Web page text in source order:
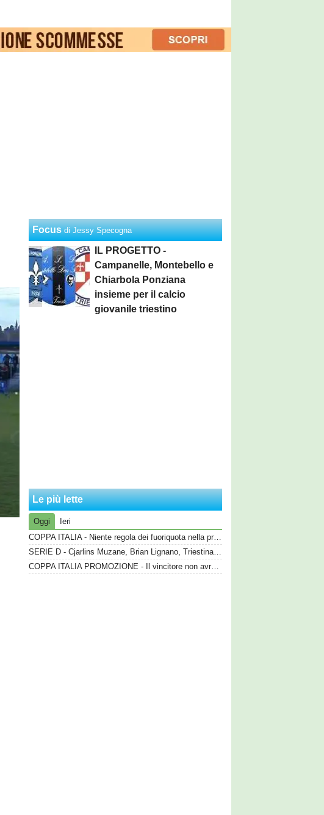
Focus di Jessy Specogna
IL PROGETTO -
Campanelle, Montebello e
Chiarbola Ponziana
insieme per il calcio
giovanile triestino
Le più lette
Oggi
Ieri
COPPA ITALIA - Niente regola dei fuoriquota nella prima fase
SERIE D - Cjarlins Muzane, Brian Lignano, Triestina e LME nel girone C
COPPA ITALIA PROMOZIONE - Il vincitore non avrà il posto ai play-off